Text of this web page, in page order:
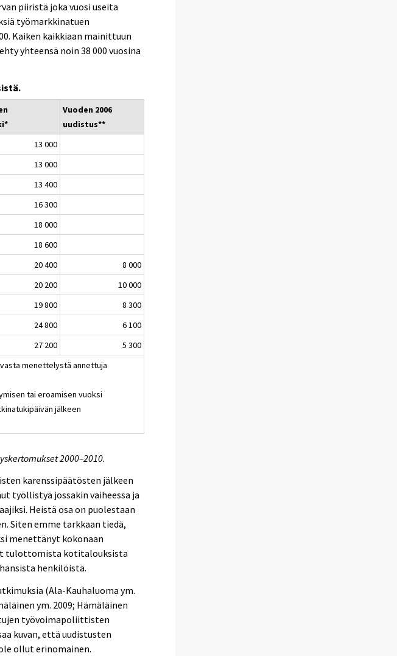
piiristä joka vuosi useita
työmarkkinatuen
Kaiken kaikkiaan mainittuun
yhteensä noin 38 000 vuosina
Vuoden 2006
uudistus**
13 000
13 000
13 400
16 300
18 000
18 600
20 400
8 000
20 200
10 000
19 800
8 300
24 800
6 100
27 200
5 300
menettelystä annettuja
tai eroamisen vuoksi
jälkeen
2000–2010.
karenssipäätösten jälkeen
työllistyä jossakin vaiheessa ja
Heistä osa on puolestaan
Siten emme tarkkaan tiedä,
menettänyt kokonaan
tulottomista kotitalouksista
henkilöistä.
(Ala-Kauhaluoma ym.
ym. 2009; Hämäläinen
työvoimapoliittisten
kuvan, että uudistusten
ollut erinomainen.